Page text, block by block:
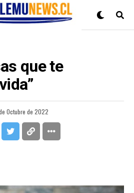
que te
Octubre de 2022